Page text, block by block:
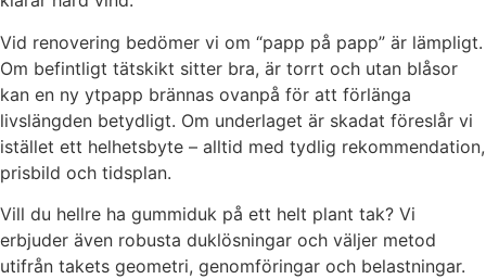
Vid renovering bedömer vi om “papp på papp” är lämpligt.
Om befintligt tätskikt sitter bra, är torrt och utan blåsor
kan en ny ytpapp brännas ovanpå för att förlänga
livslängden betydligt. Om underlaget är skadat föreslår vi
istället ett helhetsbyte – alltid med tydlig rekommendation,
prisbild och tidsplan.
Vill du hellre ha gummiduk på ett helt plant tak? Vi
erbjuder även robusta duklösningar och väljer metod
utifrån takets geometri, genomföringar och belastningar.